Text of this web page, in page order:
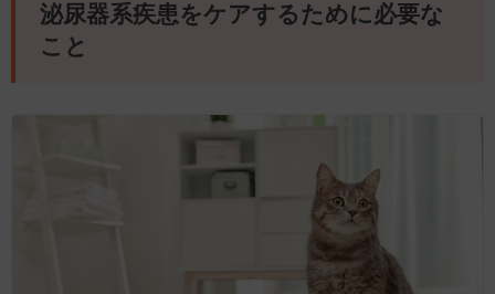
泌尿器系疾患をケアするために必要な
こと